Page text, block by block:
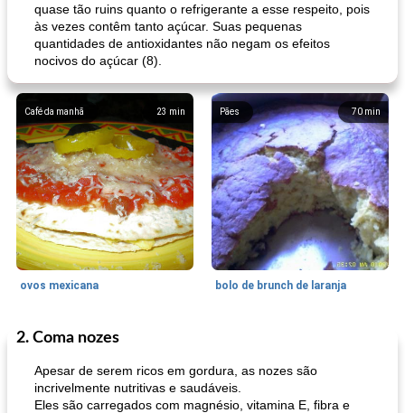
quase tão ruins quanto o refrigerante a esse respeito, pois
às vezes contêm tanto açúcar. Suas pequenas
quantidades de antioxidantes não negam os efeitos
nocivos do açúcar (8).
23 min
Café da manhã
ovos mexicana
70 min
Pães
bolo de brunch de laranja
Pães De Fermento
2. Coma nozes
Apesar de serem ricos em gordura, as nozes são
incrivelmente nutritivas e saudáveis.
Eles são carregados com magnésio, vitamina E, fibra e